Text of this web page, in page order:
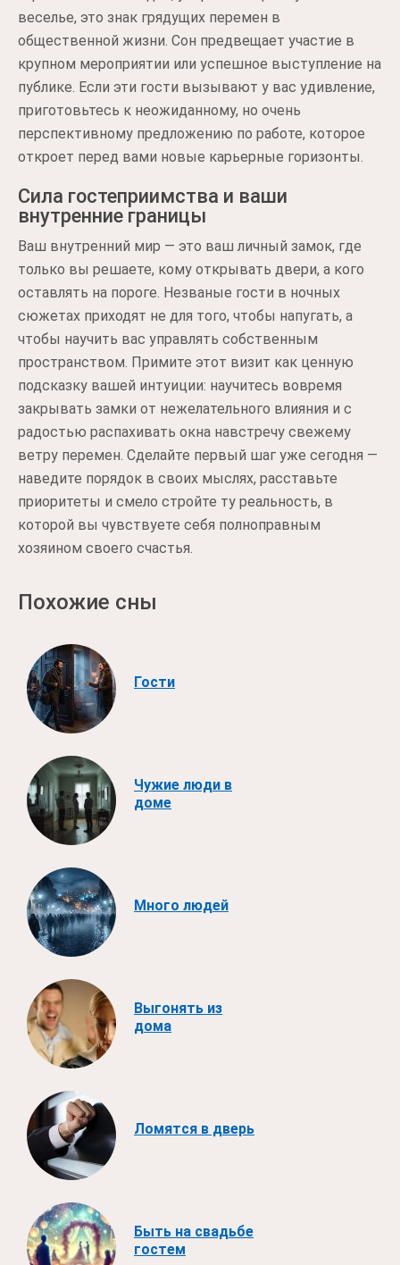
веселье, это знак грядущих перемен в
общественной жизни. Сон предвещает участие в
крупном мероприятии или успешное выступление на
публике. Если эти гости вызывают у вас удивление,
приготовьтесь к неожиданному, но очень
перспективному предложению по работе, которое
откроет перед вами новые карьерные горизонты.
Сила гостеприимства и ваши
внутренние границы
Ваш внутренний мир — это ваш личный замок, где
только вы решаете, кому открывать двери, а кого
оставлять на пороге. Незваные гости в ночных
сюжетах приходят не для того, чтобы напугать, а
чтобы научить вас управлять собственным
пространством. Примите этот визит как ценную
подсказку вашей интуиции: научитесь вовремя
закрывать замки от нежелательного влияния и с
радостью распахивать окна навстречу свежему
ветру перемен. Сделайте первый шаг уже сегодня —
наведите порядок в своих мыслях, расставьте
приоритеты и смело стройте ту реальность, в
которой вы чувствуете себя полноправным
хозяином своего счастья.
Похожие сны
Гости
Чужие люди в
доме
Много людей
Выгонять из
дома
Ломятся в дверь
Быть на свадьбе
гостем